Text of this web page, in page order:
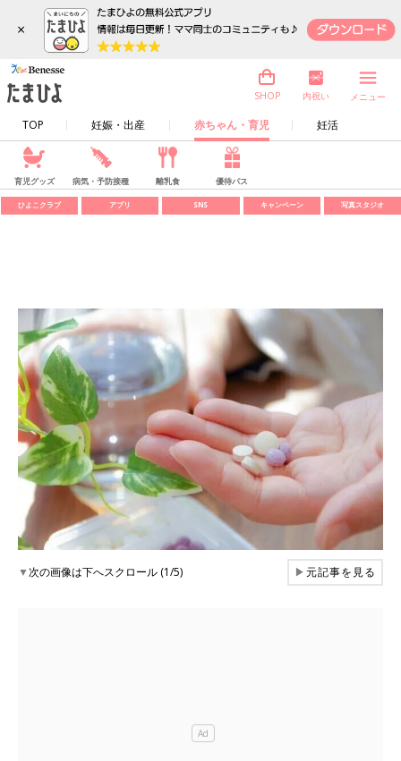
×
TOP 妊娠・出産 赤ちゃん・育児 妊活
SHOP 内祝い メニュー
育児グッズ 病気・予防接種 離乳食 優待パス
ひよこクラブ アプリ SNS キャンペーン 写真スタジオ
▼次の画像は下へスクロール (1/5) ▶元記事を見る